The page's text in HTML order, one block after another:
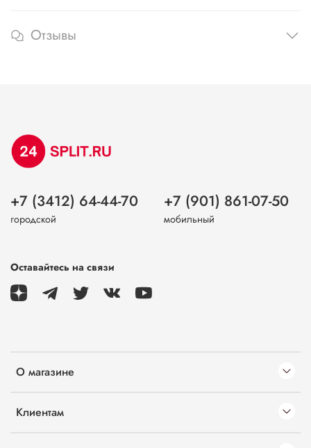
Отзывы
О магазине
Клиентам
+7 (3412) 64-44-70
городской
+7 (901) 861-07-50
мобильный
Оставайтесь на связи